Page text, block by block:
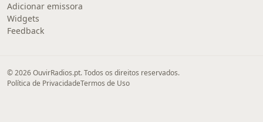
Adicionar emissora
Widgets
Feedback
© 2026 OuvirRadios.pt. Todos os direitos reservados.
Política de PrivacidadeTermos de Uso